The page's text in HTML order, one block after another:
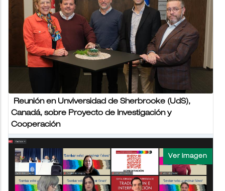
El miércoles 27 de septiembre, alumnos del Colegio Paula
Montal y del Colegio Divina Providencia, visitaron la Facultad
de Medicina para...
NOTICIAS USAL VIERNES 6 OCTUBRE 2023
Reunión en Unviversidad de Sherbrooke (UdS),
Canadá, sobre Proyecto de Investigación y
Cooperación
06/10/2023 - 08:17
FACULTAD DE CIENCIAS AGRARIAS Y VETERINARIAS
PILAR
En el marco del proyecto que desarrolla la USAL en conjunto